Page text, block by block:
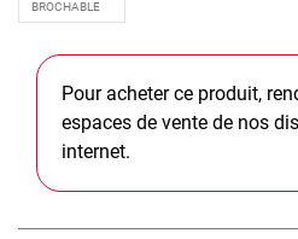
Pour acheter ce produit,
espaces de vente de nos
internet.